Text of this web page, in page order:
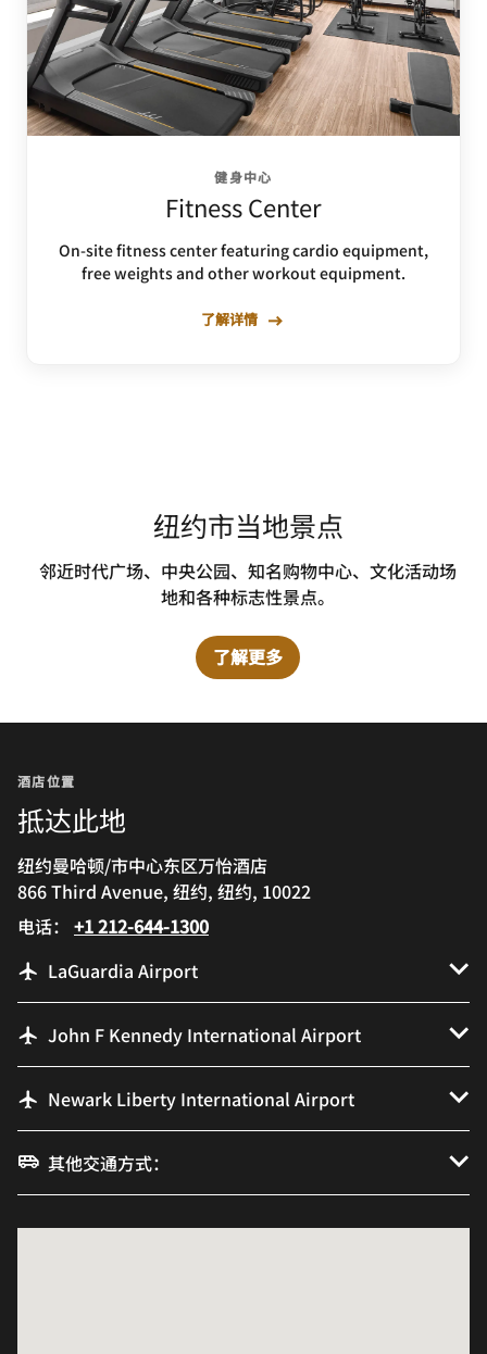
健身中心
Fitness Center
On-site fitness center featuring cardio equipment,
free weights and other workout equipment.
了解详情
纽约市当地景点
邻近时代广场、中央公园、知名购物中心、文化活动场
地和各种标志性景点。
了解更多
酒店位置
抵达此地
纽约曼哈顿/市中心东区万怡酒店
866 Third Avenue, 纽约, 纽约, 10022
电话： +1 212-644-1300
LaGuardia Airport
John F Kennedy International Airport
Newark Liberty International Airport
其他交通方式：